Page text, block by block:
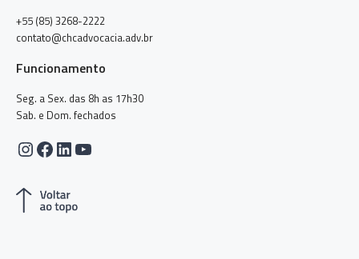
+55 (85) 3268-2222
contato@chcadvocacia.adv.br
Funcionamento
Seg. a Sex. das 8h as 17h30
Sab. e Dom. fechados
Instagram
Facebook
LinkedIn
Youtube